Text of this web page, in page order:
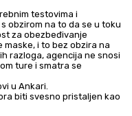
testovima i
obzirom na to da se u toku
za obezbeđivanje
i to bez obzira na
ture i smatra se
u Ankari.
biti svesno pristaljen kao